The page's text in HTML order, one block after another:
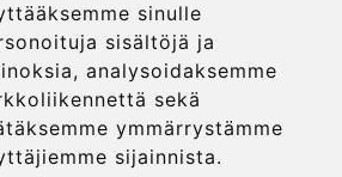
sinulle
sisältöjä ja
analysoidaksemme
sekä
ymmärrystämme
sijainnista.
Payment with STRIPE